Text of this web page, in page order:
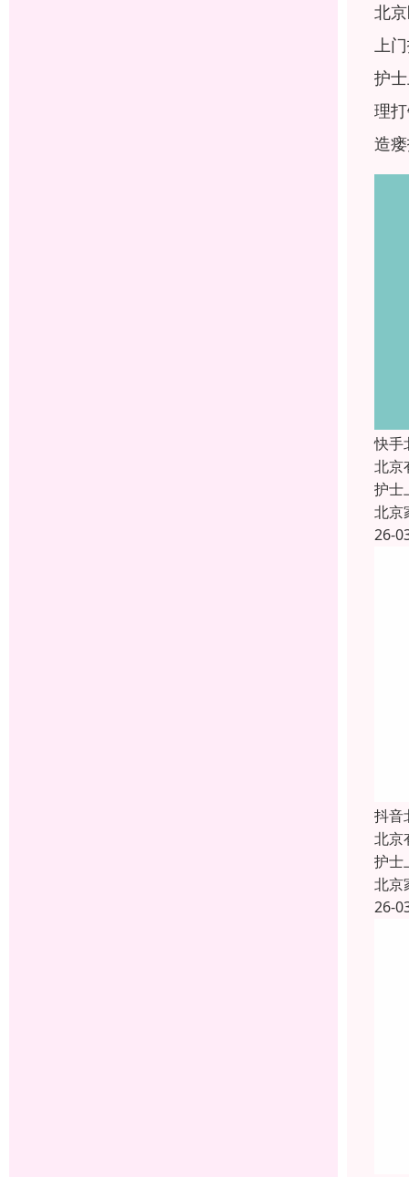
北
上
护
理
造
快手
北京
护士
北京
26-
抖音
北京
护士
北京
26-